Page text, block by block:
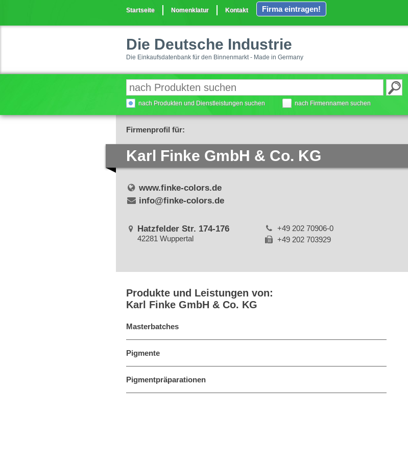
Startseite Nomenklatur Kontakt Firma eintragen!
Die Deutsche Industrie
Die Einkaufsdatenbank für den Binnenmarkt - Made in Germany
nach Produkten und Dienstleistungen suchen nach Firmennamen suchen
Firmenprofil für:
Karl Finke GmbH & Co. KG
www.finke-colors.de
info@finke-colors.de
Hatzfelder Str. 174-176
42281 Wuppertal
+49 202 70906-0
+49 202 703929
Produkte und Leistungen von:
Karl Finke GmbH & Co. KG
Masterbatches
Pigmente
Pigmentpräparationen